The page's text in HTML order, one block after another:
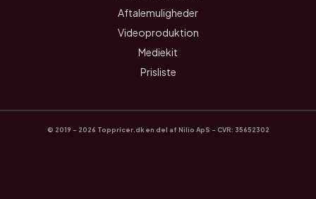
Aftalemuligheder
Videoproduktion
Mediekit
Prisliste
© 2019 - 2026 Toppricer.dk en del af Nilio ApS - CVR: 35652302